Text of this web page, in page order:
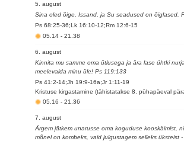
5. august
Sina oled õige, Issand, ja Su seadused on õiglased.
Ps 68:25-36;Lk 16:10-12;Rm 12:6-15
05.14-21.38
6. august
Kinnita mu samme oma ütlusega ja ära lase ühtki
meelevalda minu üle! Ps 119:133
Ps 41:2-14;Jh 19:9-16a;Jr 1:11-19
Kristuse kirgastamine (tähistatakse 8. pühapäeval
05.16-21.36
7. august
Ärgem jätkem unarusse oma koguduse kooskäimist,
mõnel on kombeks, vaid julgustagem selleks üksteist -